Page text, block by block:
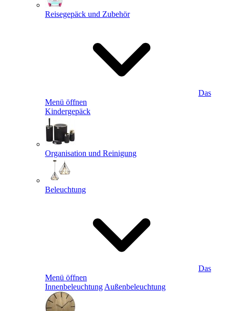
Reisegepäck und Zubehör
Das
Menü öffnen
Kindergepäck
Organisation und Reinigung
Beleuchtung
Das
Menü öffnen
Innenbeleuchtung Außenbeleuchtung